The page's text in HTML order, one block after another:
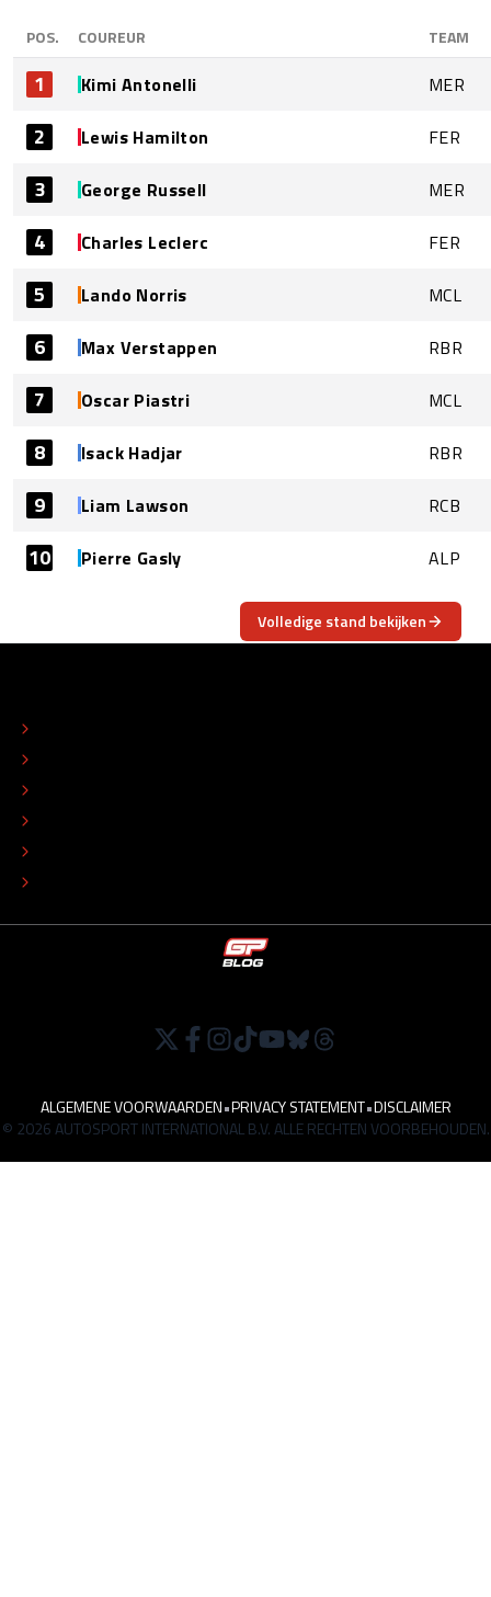
POS. COUREUR TEAM
1 Kimi Antonelli MER
2 Lewis Hamilton FER
3 George Russell MER
4 Charles Leclerc FER
5 Lando Norris MCL
6 Max Verstappen RBR
7 Oscar Piastri MCL
8 Isack Hadjar RBR
9 Liam Lawson RCB
10 Pierre Gasly ALP
Volledige stand bekijken
ALGEMENE VOORWAARDEN•PRIVACY STATEMENT•DISCLAIMER
© 2026 AUTOSPORT INTERNATIONAL B.V. ALLE RECHTEN VOORBEHOUDEN.